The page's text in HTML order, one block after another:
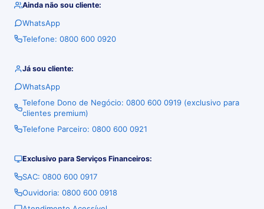
Ainda não sou cliente:
WhatsApp
Telefone: 0800 600 0920
Já sou cliente:
WhatsApp
Telefone Dono de Negócio: 0800 600 0919 (exclusivo para
clientes premium)
Telefone Parceiro: 0800 600 0921
Exclusivo para Serviços Financeiros:
SAC: 0800 600 0917
Ouvidoria: 0800 600 0918